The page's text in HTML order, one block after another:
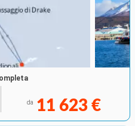
da 11 623 €